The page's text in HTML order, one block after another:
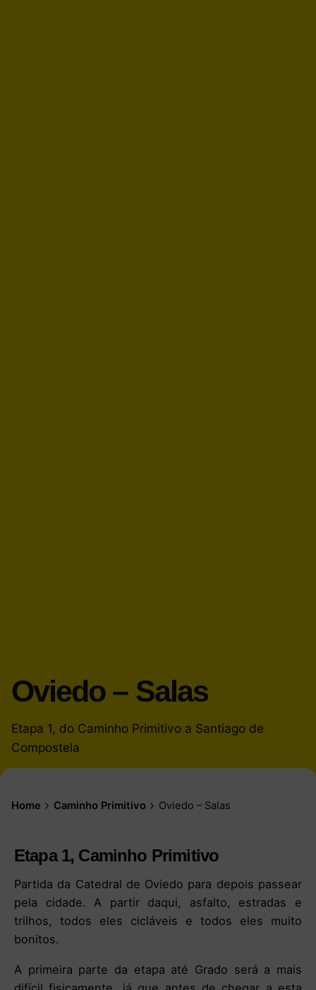
Oviedo – Salas
Etapa 1, do Caminho Primitivo a Santiago de
Compostela
Home Caminho Primitivo Oviedo – Salas
Etapa 1, Caminho Primitivo
Partida da Catedral de Oviedo para depois passear
pela cidade. A partir daqui, asfalto, estradas e
trilhos, todos eles cicláveis e todos eles muito
bonitos.
A primeira parte da etapa até Grado será a mais